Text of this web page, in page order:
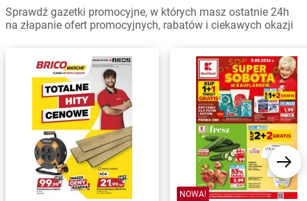
Sprawdź gazetki promocyjne, w których masz ostatnie 24h
na złapanie ofert promocyjnych, rabatów i ciekawych okazji
NOWA!